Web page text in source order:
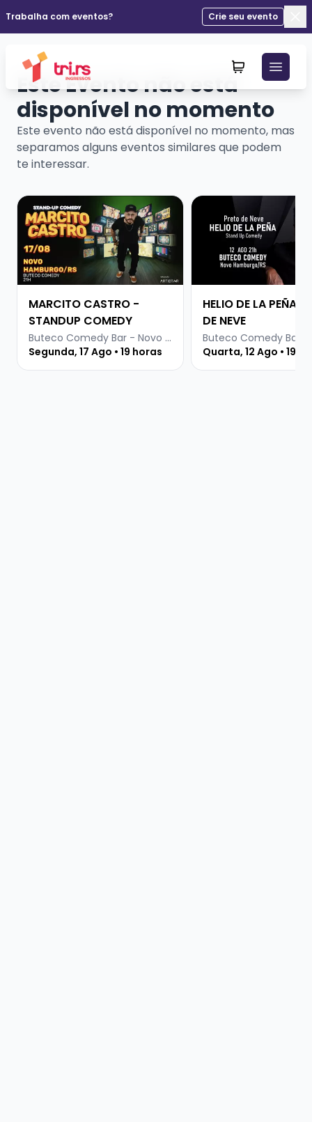
Trabalha com eventos?
Crie seu evento
Este Evento não está
disponível no momento
Este evento não está disponível no momento, mas
separamos alguns eventos similares que podem
te interessar.
Veja mais sobre MARCITO CASTRO - STANDUP
MARCITO CASTRO -
STANDUP COMEDY
Buteco Comedy Bar - Novo Hamburgo
Segunda, 17 Ago • 19 horas
Veja mais sobre HELIO
HELIO DE LA PEÑA -
DE NEVE
Quarta, 12 Ago • 19